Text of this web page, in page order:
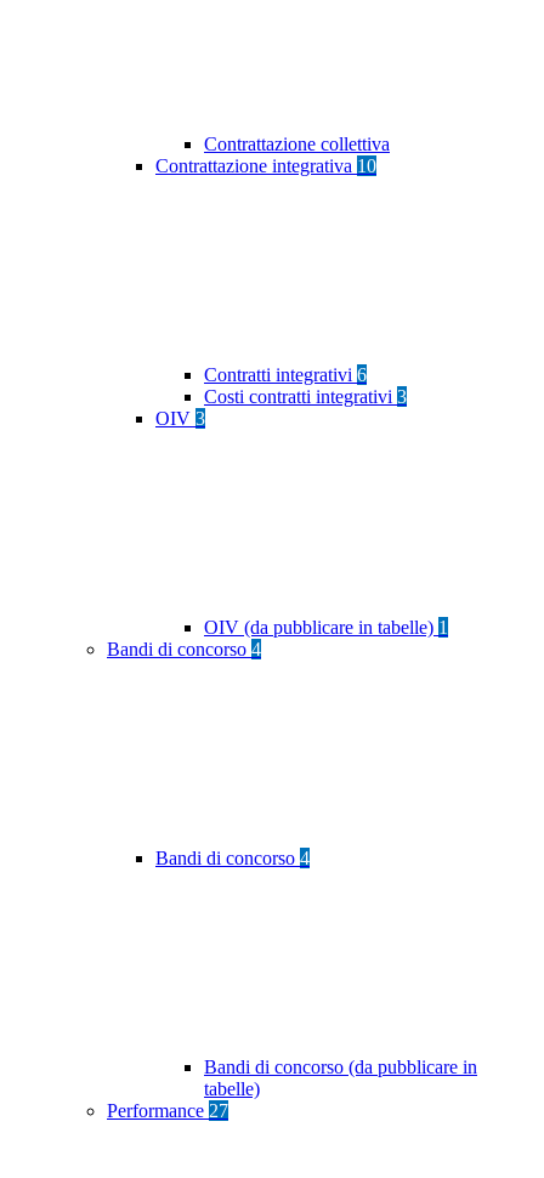
Contrattazione collettiva
Contrattazione integrativa 10
Contratti integrativi 6
Costi contratti integrativi 3
OIV 3
OIV (da pubblicare in tabelle) 1
Bandi di concorso 4
Bandi di concorso 4
Bandi di concorso (da pubblicare in
tabelle)
Performance 27